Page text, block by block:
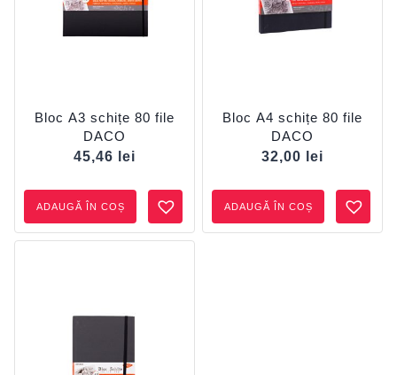
Bloc A3 schițe 80 file
DACO
45,46
lei
ADAUGĂ ÎN COȘ
Bloc A4 schițe 80 file
DACO
32,00
lei
ADAUGĂ ÎN COȘ